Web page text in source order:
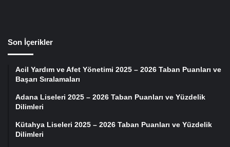
Son İçerikler
Acil Yardım ve Afet Yönetimi 2025 – 2026 Taban Puanları ve
Başarı Sıralamaları
Adana Liseleri 2025 – 2026 Taban Puanları ve Yüzdelik
Dilimleri
Kütahya Liseleri 2025 – 2026 Taban Puanları ve Yüzdelik
Dilimleri